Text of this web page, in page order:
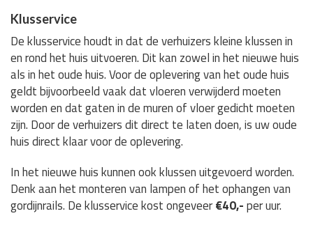
Klusservice
De klusservice houdt in dat de verhuizers kleine klussen in
en rond het huis uitvoeren. Dit kan zowel in het nieuwe huis
als in het oude huis. Voor de oplevering van het oude huis
geldt bijvoorbeeld vaak dat vloeren verwijderd moeten
worden en dat gaten in de muren of vloer gedicht moeten
zijn. Door de verhuizers dit direct te laten doen, is uw oude
huis direct klaar voor de oplevering.
In het nieuwe huis kunnen ook klussen uitgevoerd worden.
Denk aan het monteren van lampen of het ophangen van
gordijnrails. De klusservice kost ongeveer€40,-per uur.